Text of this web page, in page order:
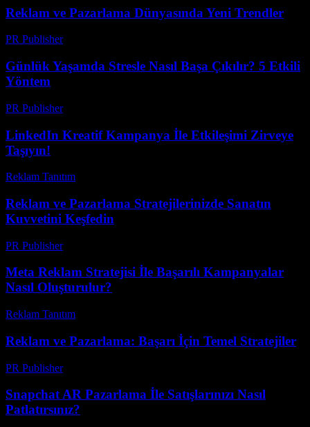
Reklam ve Pazarlama Dünyasında Yeni Trendler
PR Publisher-
Günlük Yaşamda Stresle Nasıl Başa Çıkılır? 5 Etkili
Yöntem
PR Publisher-
LinkedIn Kreatif Kampanya İle Etkileşimi Zirveye
Taşıyın!
Reklam Tanıtım
Reklam ve Pazarlama Stratejilerinizde Sanatın
Kuvvetini Keşfedin
PR Publisher-
Meta Reklam Stratejisi İle Başarılı Kampanyalar
Nasıl Oluşturulur?
Reklam Tanıtım
Reklam ve Pazarlama: Başarı İçin Temel Stratejiler
PR Publisher-
Snapchat AR Pazarlama İle Satışlarınızı Nasıl
Patlatırsınız?